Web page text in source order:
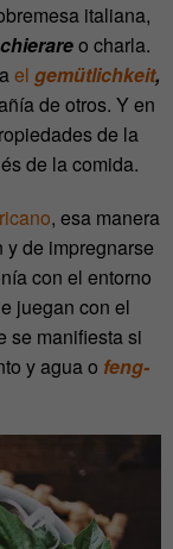
italiana,
o charla.
el gemütlichkeit,
de otros. Y en
de la
de la comida.
, esa manera
de impregnarse
con el entorno
juegan con el
se manifiesta si
y agua o feng-